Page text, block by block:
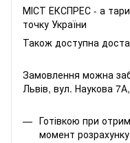
МІСТ ЕКСПРЕС - а
точку України
Також доступна
Замовлення можна
Львів, вул. Наукова
Готівкою при
момент розрахунку